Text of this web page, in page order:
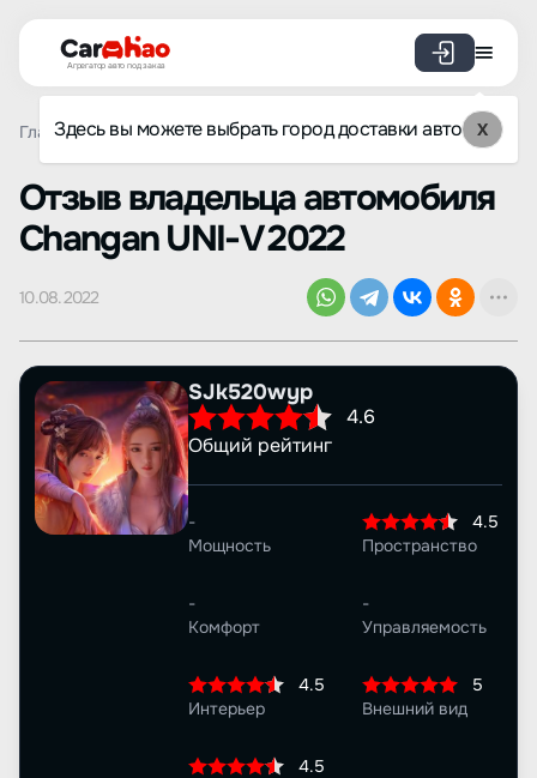
Агрегатор авто под заказ
Здесь вы можете выбрать город доставки авто X
Главная Отзывы Changan UNI-V Просмотр отзыва
Oтзыв владельца автомобиля
Changan UNI-V 2022
10.08.2022
SJk520wyp
4.6
Общий рейтинг
-
Мощность
4.5
Пространство
-
Комфорт
-
Управляемость
4.5
Интерьер
5
Внешний вид
4.5